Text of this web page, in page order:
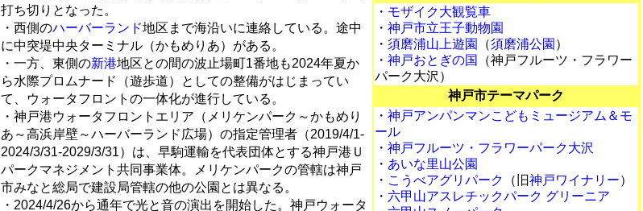
打ち切りとなった。
・西側のハーバーランド地区まで海沿いに連絡している。途中
に中突堤中央ターミナル（かもめりあ）がある。
・一方、東側の新港地区との間の波止場町1番地も2024年夏か
ら水際プロムナード（遊歩道）としての整備がはじまってい
て、ウォータフロントの一体化が進行している。
・神戸港ウォータフロントエリア（メリケンパーク～かもめり
あ～高浜岸壁～ハーバーランド広場）の指定管理者（2019/4/1-
2024/3/31-2029/3/31）は、早駒運輸を代表団体とする神戸港Ｕ
パークマネジメント共同事業体。メリケンパークの管轄は神戸
市みなと総局で建設局管轄の他の公園とは異なる。
・2024/4/26から通年で光と音の演出を開始した。神戸ウォータ
・ モザイク大観覧車
・ 神戸市立王子動物園
・ 須磨浦山上遊園 （須磨浦公園 ）
・ 神戸おとぎの国
（神戸フルーツ・フラワー
パーク大沢）
神戸市テーマパーク
・ 神戸アンパンマンこどもミュージアム＆モ
ール
・ 神戸フルーツ・フラワーパーク大沢
・ あいな里山公園
・ こうべアグリパーク （旧神戸ワイナリー）
・ 六甲山アスレチックパーク グリーニア